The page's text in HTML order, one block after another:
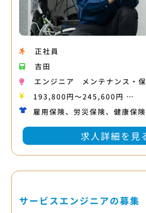
正社員
吉田
エンジニア
メンテナンス・
193,800円〜245,600円 …
雇用保険、労災保険、健康保
求人詳細を見
サービスエンジニアの募集